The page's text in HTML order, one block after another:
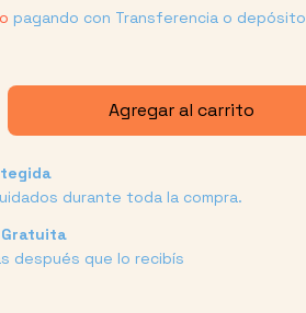
pagando con Transferencia o depósito
durante toda la compra.
después que lo recibís